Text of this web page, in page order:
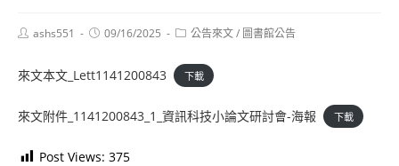
Postashs551
Post09/16/2025
Post公告來文/ 圖書館公告
來文本文_Lett1141200843 下載
來文附件_1141200843_1_資訊科技小論文研討會-海報 下載
Post Views: 375